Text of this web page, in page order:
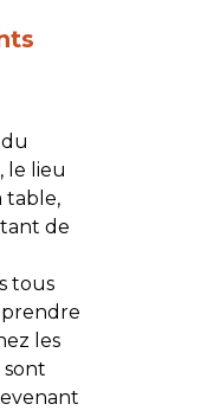
le lieu
table,
de
tous
prendre
les